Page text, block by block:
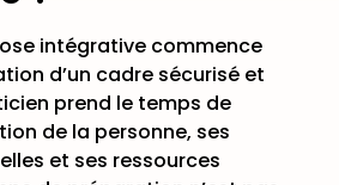
intégrative commence
d’un cadre sécurisé et
prend le temps de
de la personne, ses
et ses ressources